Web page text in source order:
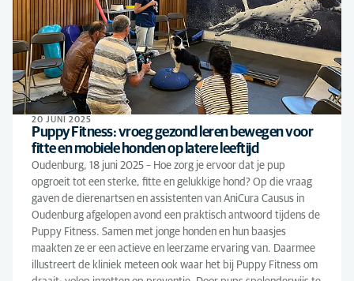
20 JUNI 2025
Puppy Fitness: vroeg gezond leren bewegen voor
fitte en mobiele honden op latere leeftijd
Oudenburg, 18 juni 2025 – Hoe zorg je ervoor dat je pup
opgroeit tot een sterke, fitte en gelukkige hond? Op die vraag
gaven de dierenartsen en assistenten van AniCura Causus in
Oudenburg afgelopen avond een praktisch antwoord tijdens de
Puppy Fitness. Samen met jonge honden en hun baasjes
maakten ze er een actieve en leerzame ervaring van. Daarmee
illustreert de kliniek meteen ook waar het bij Puppy Fitness om